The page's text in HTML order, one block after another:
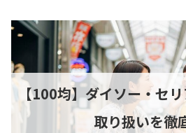
【100均】ダイソー・セ
取り扱いを徹